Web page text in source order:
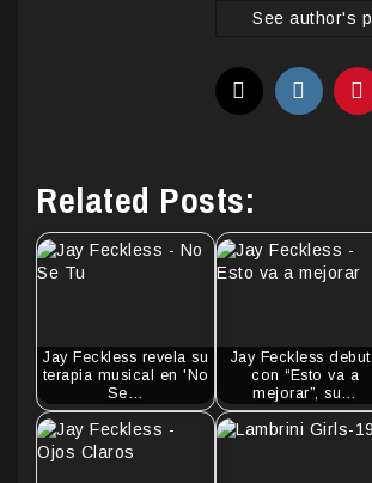
See author's
Related Posts:
Jay Feckless revela su
terapia musical en 'No
Se…
Jay Feckless
con “Esto va a
mejorar”, su…